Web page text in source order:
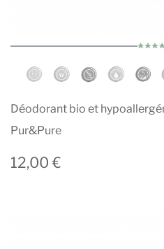
Déodorant bio et
Pur&Pure
12,00 €